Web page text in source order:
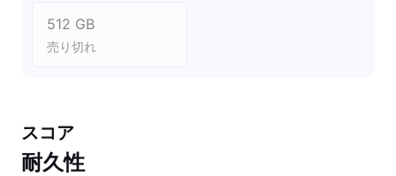
512 GB
売り切れ
スコア
耐久性